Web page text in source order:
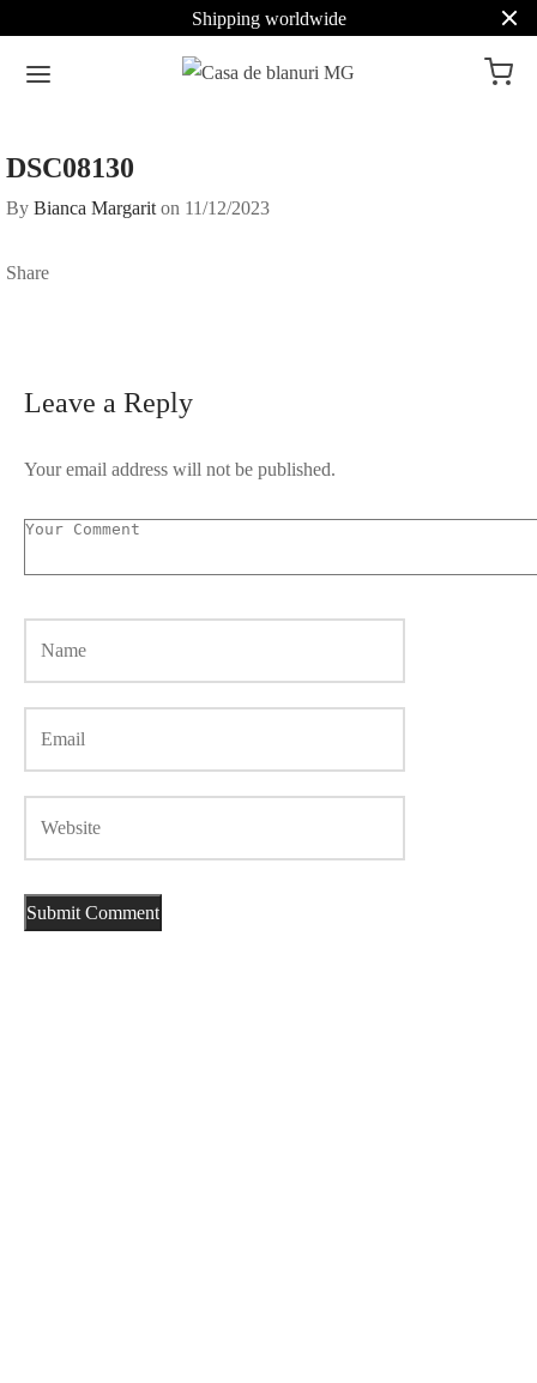
Shipping worldwide
DSC08130
By Bianca Margarit on 11/12/2023
Share
Leave a Reply
Your email address will not be published.